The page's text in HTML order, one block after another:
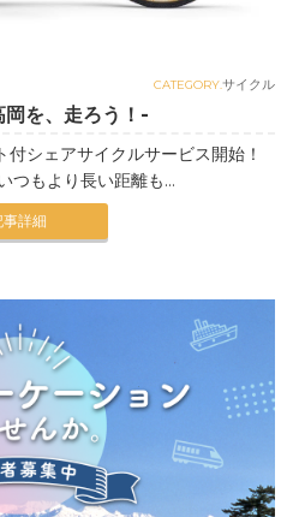
CATEGORY.サイクル
を、走ろう！-
シェアサイクルサービス開始！
つもより長い距離も...
事詳細